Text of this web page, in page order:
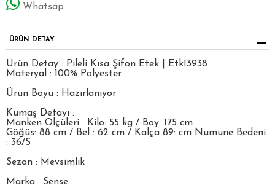
Whatsap
ÜRÜN DETAY
Ürün Detay : Pileli Kısa Şifon Etek | Etk13938
Materyal : 100% Polyester
Ürün Boyu : Hazırlanıyor
Kumaş Detayı :
Manken Ölçüleri : Kilo: 55 kg / Boy: 175 cm
Göğüs: 88 cm / Bel : 62 cm / Kalça 89: cm Numune Bedeni
: 36/S
Sezon : Mevsimlik
Marka : Sense